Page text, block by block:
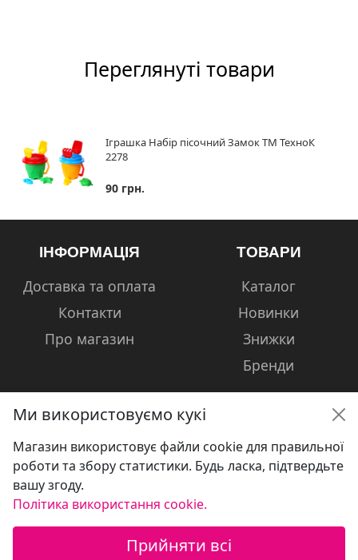
Переглянуті товари
Іграшка Набір пісочний Замок ТМ ТехноК
2278
90 грн.
ІНФОРМАЦІЯ
Доставка та оплата
Контакти
Про магазин
ТОВАРИ
Каталог
Новинки
Знижки
Бренди
КОНТАКТИ
Україна, м. Харків, вул. Сумська, 124
Ми використовуємо кукі
Магазин використовує файли cookie для правильної
роботи та збору статистики. Будь ласка, підтвердьте
вашу згоду.
Політика використання cookie.
Прийняти всі